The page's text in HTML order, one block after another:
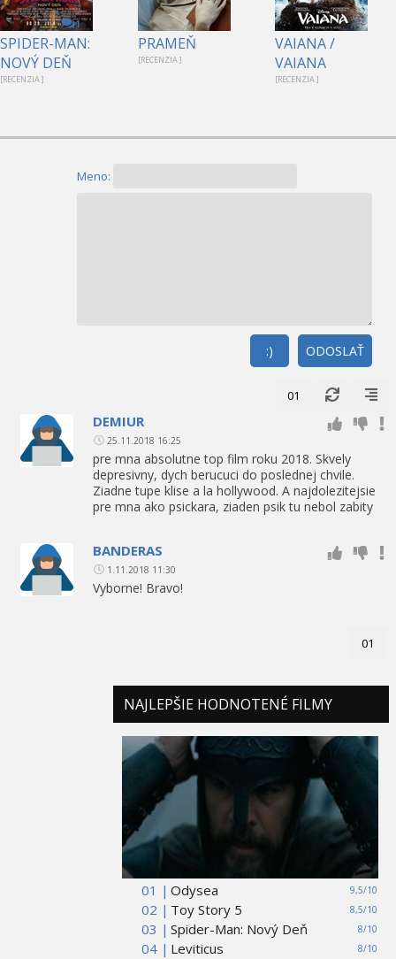
1
SPIDER-MAN:
NOVÝ DEŇ
[RECENZIA ]
PRAMEŇ
[RECENZIA ]
VAIANA /
VAIANA
[RECENZIA ]
Meno:
ODOSLAŤ
:)
01
DEMIUR
25.11.2018 16:25
pre mna absolutne top film roku 2018. Skvely
depresivny, dych berucuci do poslednej chvile.
Ziadne tupe klise a la hollywood. A najdolezitejsie
pre mna ako psickara, ziaden psik tu nebol zabity
BANDERAS
1.11.2018 11:30
Vyborne! Bravo!
01
NAJLEPŠIE HODNOTENÉ FILMY
01 | 9,5/10
Odysea
02 |
8,5/10
Toy Story 5
03 |
8/10
Spider-Man: Nový Deň
04 |
8/10
Leviticus